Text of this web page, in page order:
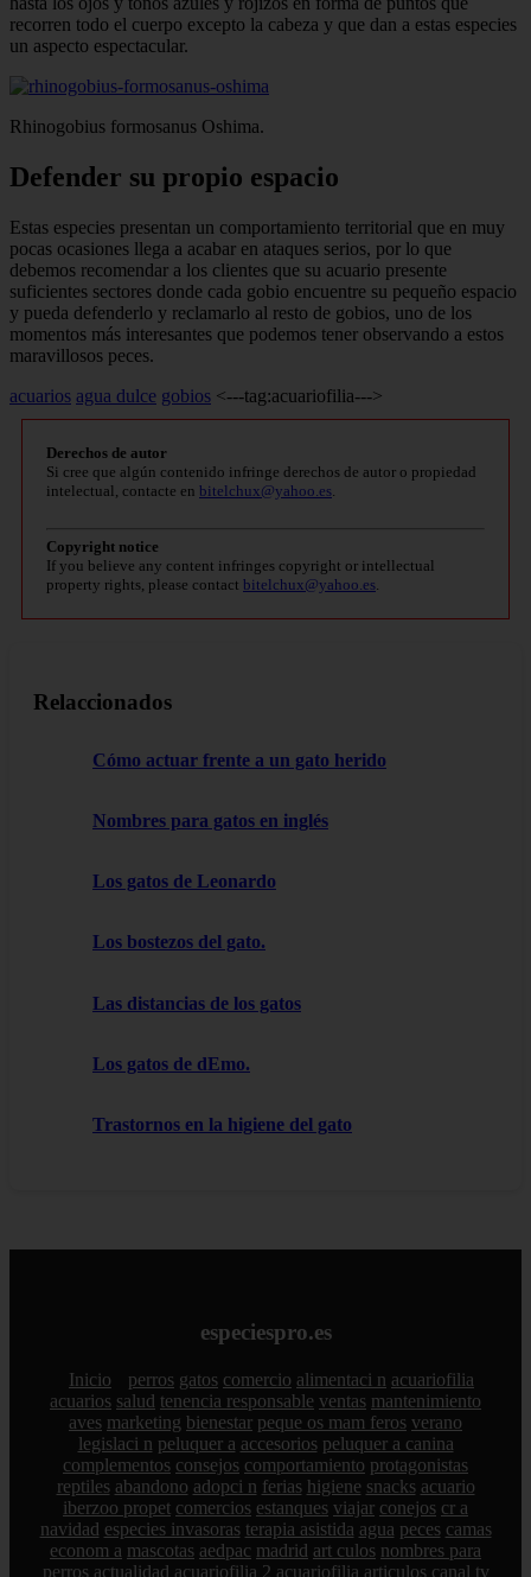
recorren todo el cuerpo ex­cepto la cabeza y que dan a estas especies
un aspecto espectacular.
Rhinogobius formosanus Oshima.
Defender su propio espacio
Estas especies presentan un comporta­miento territorial que en muy
pocas oca­siones llega a acabar en ataques serios, por lo que
debemos recomendar a los clientes que su acuario presente
suficientes sectores donde cada gobio encuentre su pequeño espacio
y pueda defenderlo y reclamarlo al resto de gobios, uno de los
momentos más interesantes que podemos tener observan­do a estos
maravillosos peces.
acuarios agua dulce gobios <---tag:acuariofilia--->
Derechos de autor
Si cree que algún contenido infringe derechos de autor o propiedad
intelectual, contacte en bitelchux@yahoo.es.
Copyright notice
If you believe any content infringes copyright or intellectual
property rights, please contact bitelchux@yahoo.es.
Relaccionados
Cómo actuar frente a un gato herido
Nombres para gatos en inglés
Los gatos de Leonardo
Los bostezos del gato.
Las distancias de los gatos
Los gatos de dEmo.
Trastornos en la higiene del gato
especiespro.es
Inicio perros gatos comercio alimentaci n acuariofilia
acuarios salud tenencia responsable ventas mantenimiento
aves marketing bienestar peque os mam feros verano
legislaci n peluquer a accesorios peluquer a canina
complementos consejos comportamiento protagonistas
reptiles abandono adopci n ferias higiene snacks acuario
iberzoo propet comercios estanques viajar conejos cr a
navidad especies invasoras terapia asistida agua peces camas
econom a mascotas aedpac madrid art culos nombres para
perros actualidad acuariofilia 2 acuariofilia articulos canal tv